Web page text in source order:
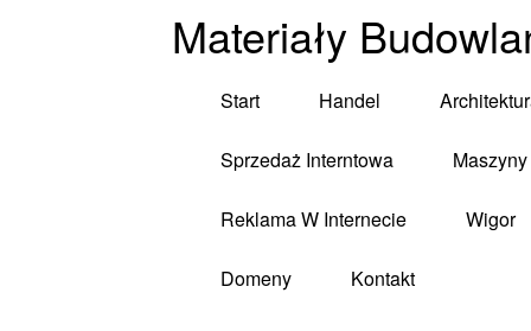
Materiały
Start Handel
Sprzedaż Interntowa
Reklama W Internecie Wigor
Domeny Kontakt